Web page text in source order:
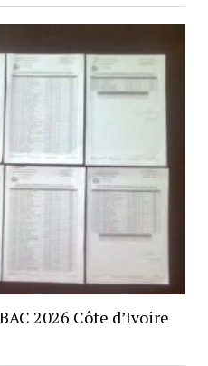
2026 Côte d’Ivoire